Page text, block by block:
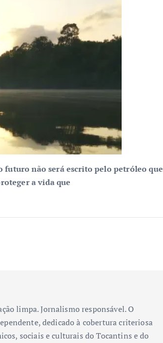
futuro não será escrito pelo petróleo que
a vida que
limpa. Jornalismo responsável. O
dedicado à cobertura criteriosa
sociais e culturais do Tocantins e do